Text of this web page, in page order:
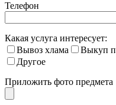
Телефон
Какая услуга интересует:
Вывоз хлама
Выкуп
Другое
Приложить фото предмета